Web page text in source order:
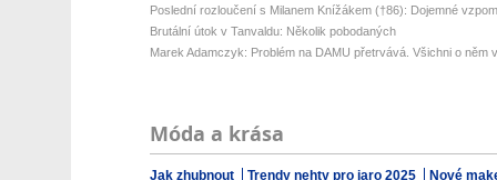
Poslední rozloučení s Milanem Knížákem (†86): Dojemné
Brutální útok v Tanvaldu: Několik pobodaných
Marek Adamczyk: Problém na DAMU přetrvává. Všichni o něm
Móda a krása
Jak zhubnout Trendy nehty pro jaro 2025 Nové